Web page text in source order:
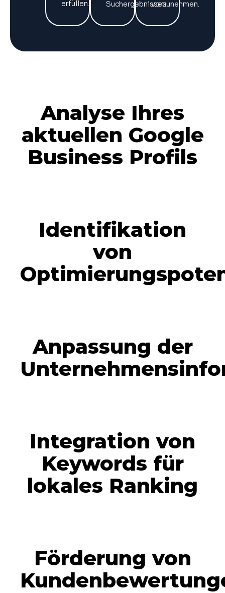
erfüllen. Suchergebnissen.vorzunehmen.
Analyse Ihres
aktuellen Google
Business Profils
Identifikation
von
Anpassung der
Integration von
Keywords für
lokales Ranking
Förderung von